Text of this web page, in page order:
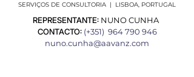
SERVIÇOS DE CONSULTORIA | LISBOA, PORTUGAL
REPRESENTANTE: NUNO CUNHA
CONTACTO: (+351) 964 790 946
nuno.cunha@aavanz.com